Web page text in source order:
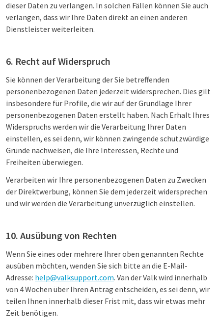
dieser Daten zu verlangen. In solchen Fällen können Sie auch
verlangen, dass wir Ihre Daten direkt an einen anderen
Dienstleister weiterleiten.
6. Recht auf Widerspruch
Sie können der Verarbeitung der Sie betreffenden
personenbezogenen Daten jederzeit widersprechen. Dies gilt
insbesondere für Profile, die wir auf der Grundlage Ihrer
personenbezogenen Daten erstellt haben. Nach Erhalt Ihres
Widerspruchs werden wir die Verarbeitung Ihrer Daten
einstellen, es sei denn, wir können zwingende schutzwürdige
Gründe nachweisen, die Ihre Interessen, Rechte und
Freiheiten überwiegen.
Verarbeiten wir Ihre personenbezogenen Daten zu Zwecken
der Direktwerbung, können Sie dem jederzeit widersprechen
und wir werden die Verarbeitung unverzüglich einstellen.
10. Ausübung von Rechten
Wenn Sie eines oder mehrere Ihrer oben genannten Rechte
ausüben möchten, wenden Sie sich bitte an die E-Mail-
Adresse: help@valksupport.com. Van der Valk wird innerhalb
von 4 Wochen über Ihren Antrag entscheiden, es sei denn, wir
teilen Ihnen innerhalb dieser Frist mit, dass wir etwas mehr
Zeit benötigen.